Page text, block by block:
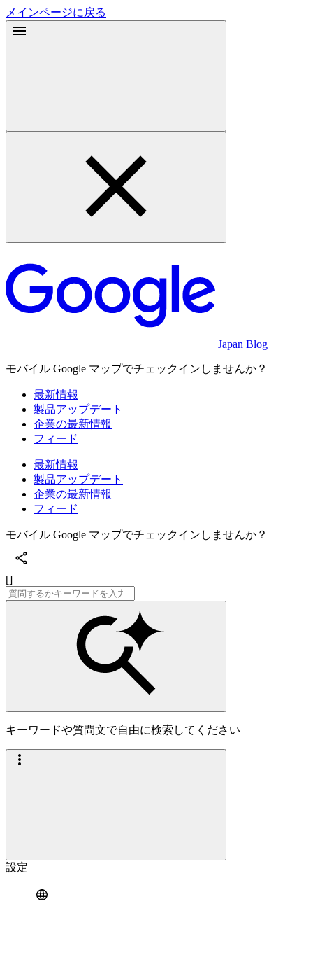
メインページに戻る
Japan Blog
モバイル Google マップでチェックインしませんか？
最新情報
製品アップデート
企業の最新情報
フィード
最新情報
製品アップデート
企業の最新情報
フィード
モバイル Google マップでチェックインしませんか？
[]
キーワードや質問文で自由に検索してください
設定